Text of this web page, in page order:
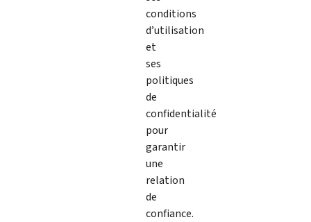
conditions
d’utilisation
et
ses
politiques
de
confidentialité
pour
garantir
une
relation
de
confiance.